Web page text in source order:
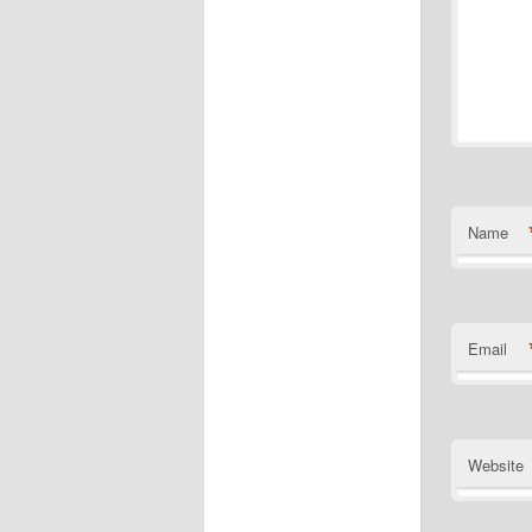
Name
Email
Website